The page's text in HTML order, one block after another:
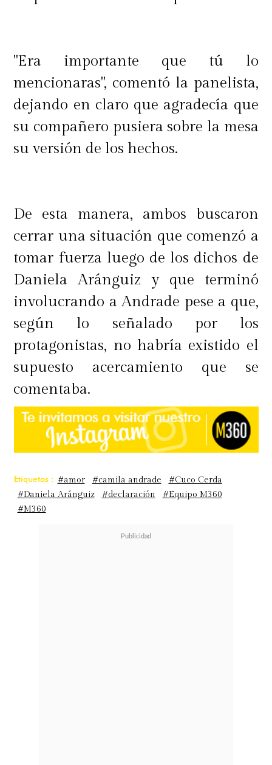
"Era importante que tú lo
mencionaras", comentó la panelista,
dejando en claro que agradecía que
su compañero pusiera sobre la mesa
su versión de los hechos.
De esta manera, ambos buscaron
cerrar una situación que comenzó a
tomar fuerza luego de los dichos de
Daniela Aránguiz y que terminó
involucrando a Andrade pese a que,
según lo señalado por los
protagonistas, no habría existido el
supuesto acercamiento que se
comentaba.
Etiquetas : #amor #camila andrade
#Cuco Cerda
#Daniela Aránguiz
#declaración
#Equipo M360
#M360